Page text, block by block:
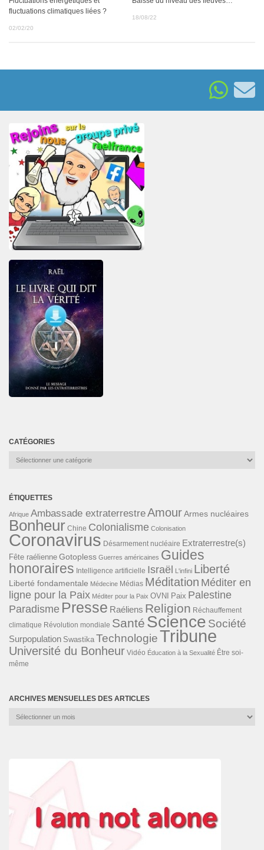
fluctuations climatiques liées ?
02/02/20
18/08/22
CATÉGORIES
Catégories
ÉTIQUETTES
Afrique Ambassade extraterrestreAmourArmes nucléaires
Bonheur Chine Colonialisme Colonisation
Coronavirus Désarmement nucléaire Extraterrestre(s)
Fête raélienne Gotopless Guerres américaines Guides
honoraires Intelligence artificielle Israël L'infini Liberté
Liberté fondamentale Médecine Médias Méditation Méditer en
ligne pour la Paix Méditer pour la Paix OVNI Paix Palestine
Paradisme Presse Raéliens Religion Réchauffement
climatique Révolution mondiale Santé Science Société
Surpopulation Swastika TechnologieTribune
Université du Bonheur Vidéo Éducation à la Sexualité Être soi-
même
ARCHIVES MENSUELLES DES ARTICLES
Archives